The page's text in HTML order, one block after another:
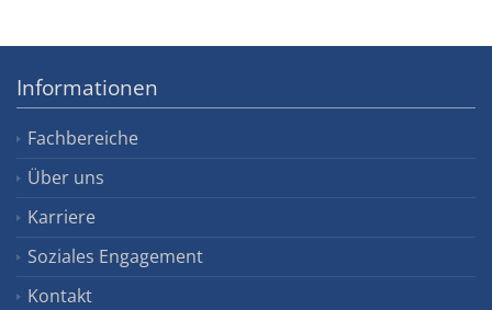
Informationen
Fachbereiche
Über uns
Karriere
Soziales Engagement
Kontakt